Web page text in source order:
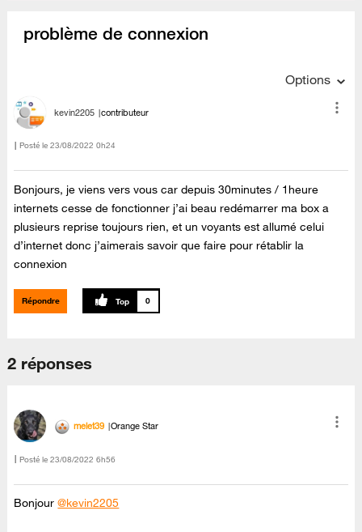
problème de connexion
Options
kevin2205 contributeur
Posté le ‎23/08/2022 0h24
Bonjours, je viens vers vous car depuis 30minutes / 1heure
internets cesse de fonctionner j’ai beau redémarrer ma box a
plusieurs reprise toujours rien, et un voyants est allumé celui
d’internet donc j’aimerais savoir que faire pour rétablir la
connexion
Répondre 0
2 réponses
melet39 Orange Star
Posté le ‎23/08/2022 6h56
Bonjour@kevin2205